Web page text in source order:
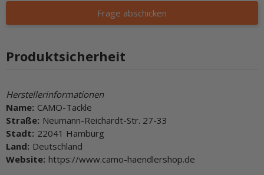
Frage abschicken
Produktsicherheit
Herstellerinformationen
Name: CAMO-Tackle
Straße: Neumann-Reichardt-Str. 27-33
Stadt: 22041 Hamburg
Land: Deutschland
Website: https://www.camo-haendlershop.de